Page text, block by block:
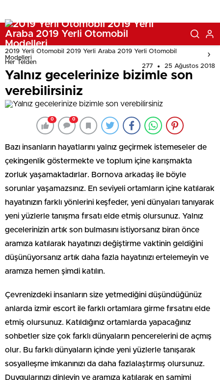
2019 Yerli Otomobil 2019 Yerli Araba 2019 Yerli Otomobil
Modelleri
Her Telden
277 25 Ağustos 2018
Yalnız gecelerinize bizimle son
verebilirsiniz
0 0
Bazı insanların hayatlarını yalnız geçirmek istemeseler de
çekingenlik göstermekte ve toplum içine karışmakta
zorluk yaşamaktadırlar. Bornova arkadaş ile böyle
sorunlar yaşamazsınız. En seviyeli ortamların içine katılarak
hayatınızın farklı yönlerini keşfeder, yeni dünyaları tanıyarak
yeni yüzlerle tanışma fırsatı elde etmiş olursunuz. Yalnız
gecelerinizin artık son bulmasını istiyorsanız biran önce
aramıza katılarak hayatınızı değiştirme vaktinin geldiğini
düşünüyorsanız artık daha fazla hayatınızı ertelemeyin ve
aramıza hemen şimdi katılın.
Çevrenizdeki insanların size yetmediğini düşündüğünüz
anlarda izmir escort ile farklı ortamlara girme fırsatını elde
etmiş olursunuz. Katıldığınız ortamlarda yapacağınız
sohbetler size çok farklı dünyaların pencerelerini de açmış
olur. Bu farklı dünyaların içinde yeni yüzlerle tanışarak
sosyalleşme imkanınızı da daha fazlalaştırmış olursunuz.
Duygularınızı dinleyin ve aramıza katılarak en samimi